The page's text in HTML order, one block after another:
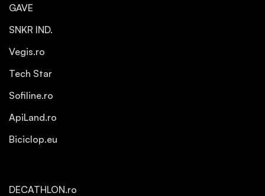
GAVE
SNKR IND.
Vegis.ro
Tech Star
Sofiline.ro
ApiLand.ro
Biciclop.eu
DECATHLON.ro